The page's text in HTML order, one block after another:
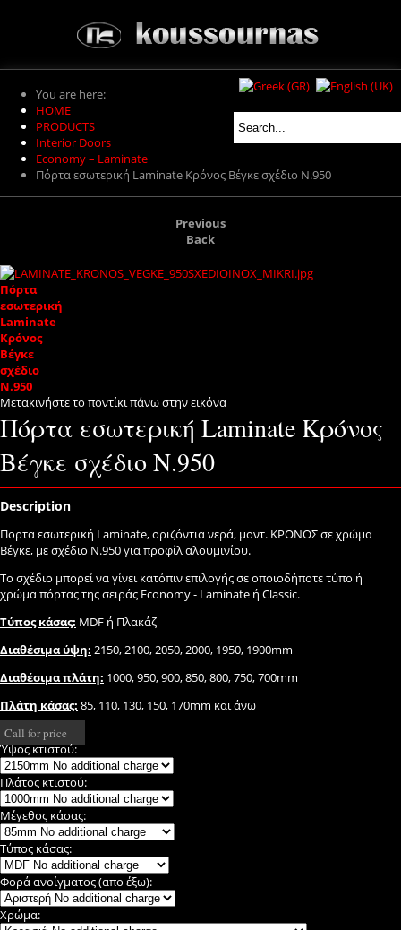
You are here:
HOME
PRODUCTS
Interior Doors
Economy – Laminate
Πόρτα εσωτερική Laminate Κρόνος Βέγκε σχέδιο Ν.950
Previous
Back
Πόρτα
εσωτερική
Laminate
Κρόνος
Βέγκε
σχέδιο
Ν.950
Μετακινήστε το ποντίκι πάνω στην εικόνα
Πόρτα εσωτερική Laminate Κρόνος
Βέγκε σχέδιο Ν.950
Description
Πορτα εσωτερική Laminate, οριζόντια νερά, μοντ. ΚΡΟΝΟΣ σε χρώμα
Βέγκε, με σχέδιο Ν.950 για προφίλ αλουμινίου.
Το σχέδιο μπορεί να γίνει κατόπιν επιλογής σε οποιοδήποτε τύπο ή
χρώμα πόρτας της σειράς Economy - Laminate ή Classic.
Τύπος κάσας: MDF ή Πλακάζ
Διαθέσιμα ύψη: 2150, 2100, 2050, 2000, 1950, 1900mm
Διαθέσιμα πλάτη: 1000, 950, 900, 850, 800, 750, 700mm
Πλάτη κάσας: 85, 110, 130, 150, 170mm και άνω
Call for price
Ύψος κτιστού:
Πλάτος κτιστού:
Μέγεθος κάσας:
Τύπος κάσας:
Φορά ανοίγματος (απο έξω):
Χρώμα: